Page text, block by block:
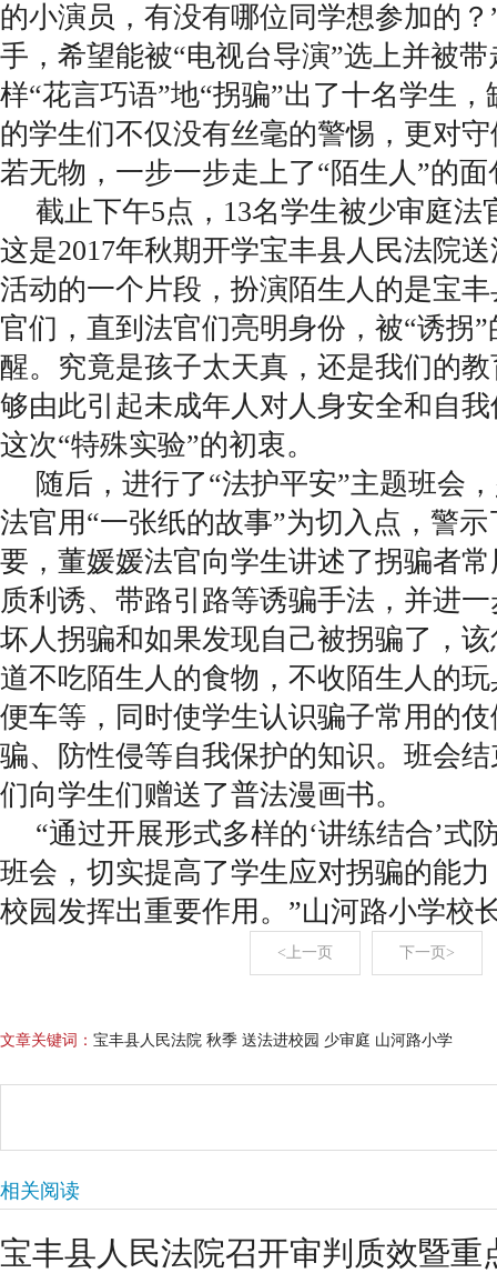
的小演员，有没有哪位同学想参加的
手，希望能被“电视台导演”选上并被带
样“花言巧语”地“拐骗”出了十名学生
的学生们不仅没有丝毫的警惕，更对
若无物，一步一步走上了“陌生人”的面
截止下午5点，13名学生被少审庭法
这是2017年秋期开学宝丰县人民法院
活动的一个片段，扮演陌生人的是宝
官们，直到法官们亮明身份，被“诱拐
醒。究竟是孩子太天真，还是我们的
够由此引起未成年人对人身安全和自
这次“特殊实验”的初衷。
随后，进行了“法护平安”主题班会
法官用“一张纸的故事”为切入点，警
要，董媛媛法官向学生讲述了拐骗者
质利诱、带路引路等诱骗手法，并进
坏人拐骗和如果发现自己被拐骗了，
道不吃陌生人的食物，不收陌生人的
便车等，同时使学生认识骗子常用的
骗、防性侵等自我保护的知识。班会
们向学生们赠送了普法漫画书。
“通过开展形式多样的‘讲练结合’式
班会，切实提高了学生应对拐骗的能
校园发挥出重要作用。”山河路小学校
<上一页 下一页>
文章关键词： 宝丰县人民法院 秋季 送法进校园 少审庭 山河路小学
相关阅读
宝丰县人民法院召开审判质效暨重